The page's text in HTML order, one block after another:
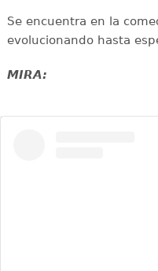
Se encuentra en la
evolucionando hasta
MIRA: